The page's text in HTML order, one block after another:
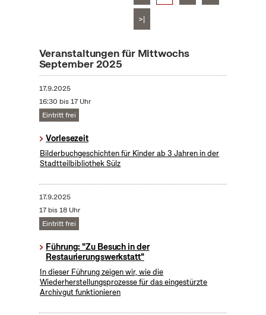
>|
Veranstaltungen für Mittwochs
September 2025
17.9.2025
16:30 bis 17 Uhr
Eintritt frei
Vorlesezeit
Bilderbuchgeschichten für Kinder ab 3 Jahren in der
Stadtteilbibliothek Sülz
17.9.2025
17 bis 18 Uhr
Eintritt frei
Führung: "Zu Besuch in der
Restaurierungswerkstatt"
In dieser Führung zeigen wir, wie die
Wiederherstellungsprozesse für das eingestürzte
Archivgut funktionieren